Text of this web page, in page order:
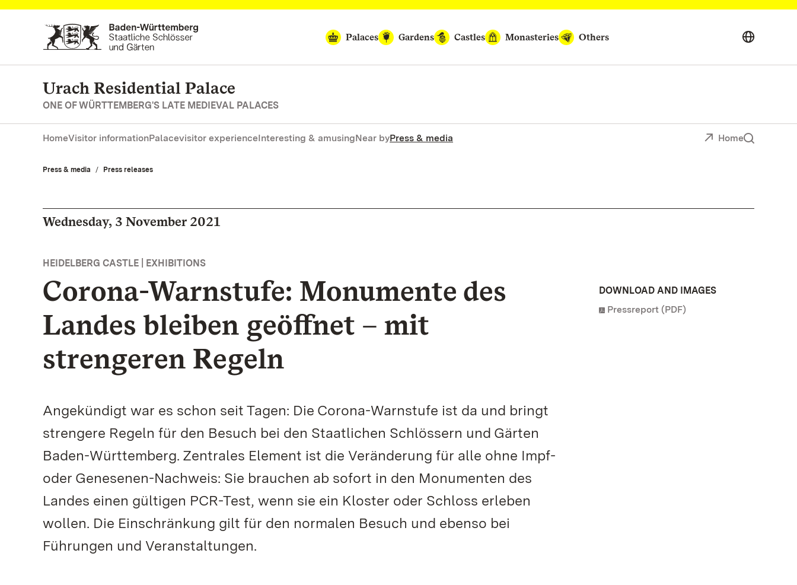
Navigate to main page
Palaces
Gardens Castles Monasteries Others
Urach Residential Palace
ONE OF WÜRTTEMBERG'S LATE MEDIEVAL PALACES
HomeVisitor informationPalacevisitor experienceInteresting & amusingNear byPress & media Home
Press & media Press releases
Wednesday, 3 November 2021
HEIDELBERG CASTLE | EXHIBITIONS
Corona-Warnstufe: Monumente des
Landes bleiben geöffnet – mit
strengeren Regeln
Angekündigt war es schon seit Tagen: Die Corona-Warnstufe ist da und bringt
strengere Regeln für den Besuch bei den Staatlichen Schlössern und Gärten
Baden-Württemberg. Zentrales Element ist die Veränderung für alle ohne Impf-
oder Genesenen-Nachweis: Sie brauchen ab sofort in den Monumenten des
Landes einen gültigen PCR-Test, wenn sie ein Kloster oder Schloss erleben
wollen. Die Einschränkung gilt für den normalen Besuch und ebenso bei
Führungen und Veranstaltungen.
DOWNLOAD AND IMAGES
Pressreport (PDF)